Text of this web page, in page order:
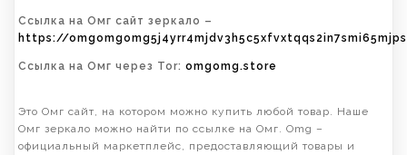
Ссылка на Омг сайт зеркало –
https://
Ссылка на Омг через Tor: omgomg.store
Это Омг сайт, на котором можно купить любой товар. Наше
Омг зеркало можно найти по ссылке на Омг. Omg –
официальный маркетплейс, предоставляющий товары и